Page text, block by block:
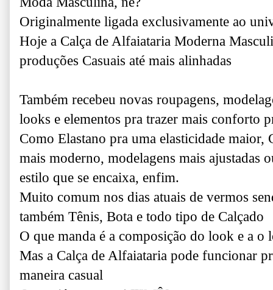
Originalmente ligada exclusivamente ao
Hoje a Calça de Alfaiataria Moderna
produções Casuais até mais alinhadas
Também recebeu novas roupagens,
looks e elementos pra trazer mais conforto
Como Elastano pra uma elasticidade maior,
mais moderno, modelagens mais ajustadas
estilo que se encaixa, enfim.
Muito comum nos dias atuais de vermos
também Tênis, Bota e todo tipo de Calçado
O que manda é a composição do look e a o
Mas a Calça de Alfaiataria pode funcionar
maneira casual